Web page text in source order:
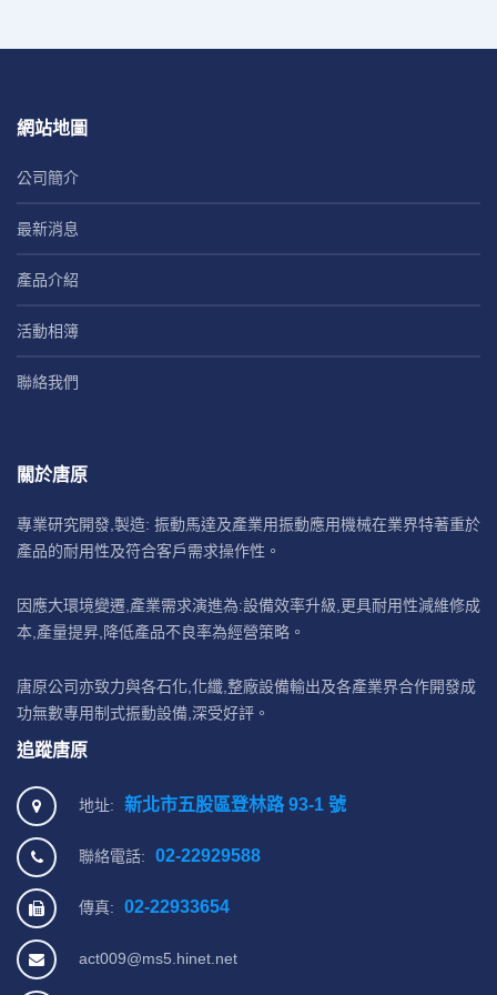
唐鉅振動馬達
網站地圖
公司簡介
最新消息
產品介紹
活動相簿
聯絡我們
關於唐原
專業研究開發,製造: 振動馬達及產業用振動應用機械在業界特著重於
產品的耐用性及符合客戶需求操作性。
因應大環境變遷,產業需求演進為:設備效率升級,更具耐用性減維修成
本,產量提昇,降低產品不良率為經營策略。
唐原公司亦致力與各石化,化纖,整廠設備輸出及各產業界合作開發成
功無數專用制式振動設備,深受好評。
追蹤唐原
地址: 新北市五股區登林路 93-1 號
聯絡電話: 02-22929588
傳真: 02-22933654
act009@ms5.hinet.net